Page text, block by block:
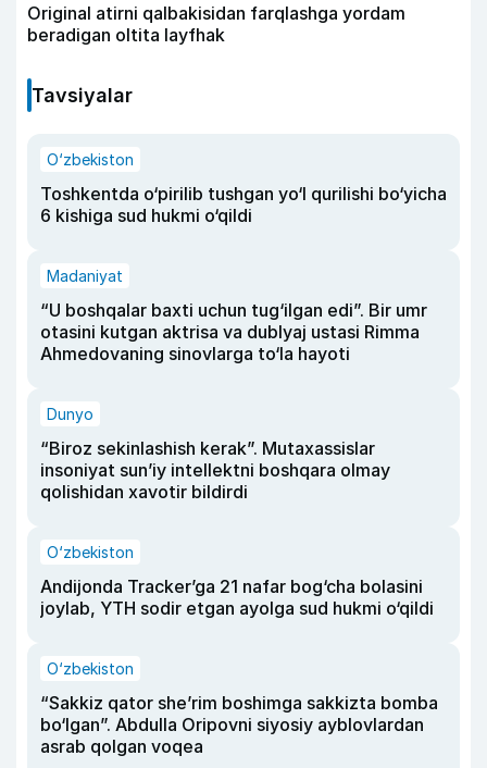
Original atirni qalbakisidan farqlashga yordam
beradigan oltita layfhak
Tavsiyalar
O‘zbekiston
Toshkentda o‘pirilib tushgan yo‘l qurilishi bo‘yicha
6 kishiga sud hukmi o‘qildi
Madaniyat
“U boshqalar baxti uchun tug‘ilgan edi”. Bir umr
otasini kutgan aktrisa va dublyaj ustasi Rimma
Ahmedovaning sinovlarga to‘la hayoti
Dunyo
“Biroz sekinlashish kerak”. Mutaxassislar
insoniyat sun’iy intellektni boshqara olmay
qolishidan xavotir bildirdi
O‘zbekiston
Andijonda Tracker’ga 21 nafar bog‘cha bolasini
joylab, YTH sodir etgan ayolga sud hukmi o‘qildi
O‘zbekiston
“Sakkiz qator she’rim boshimga sakkizta bomba
bo‘lgan”. Abdulla Oripovni siyosiy ayblovlardan
asrab qolgan voqea